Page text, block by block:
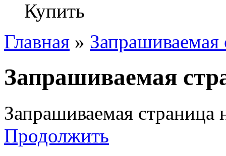
Купить
Главная » Запрашиваемая
Запрашиваемая
Запрашиваемая страница
Продолжить